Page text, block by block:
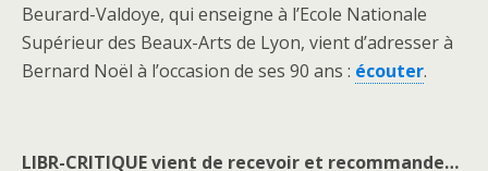
Beurard-Valdoye, qui enseigne à l’Ecole Nationale
Supérieur des Beaux-Arts de Lyon, vient d’adresser à
Bernard Noël à l’occasion de ses 90 ans : écouter.
LIBR-CRITIQUE vient de recevoir et recommande…